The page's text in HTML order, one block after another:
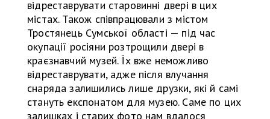
відреставрувати старовинні двері в цих
містах. Також співпрацювали з містом
Тростянець Сумської області — під час
окупації росіяни розтрощили двері в
краєзнавчий музей. Їх вже неможливо
відреставрувати, адже після влучання
снаряда залишились лише друзки, які й самі
стануть експонатом для музею. Саме по цих
залишках і старих фото нам вдалося